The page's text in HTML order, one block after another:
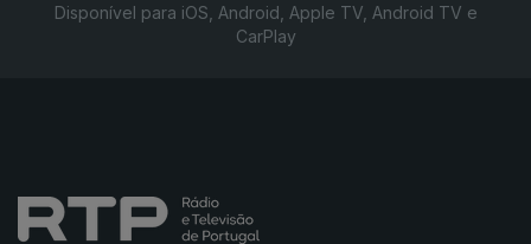
Disponível para iOS, Android, Apple TV, Android TV e
CarPlay